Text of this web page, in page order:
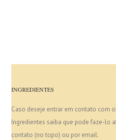
INGREDIENTES
Caso deseje entrar em contato com
Ingredientes saiba que pode faze-lo
contato (no topo) ou por email.